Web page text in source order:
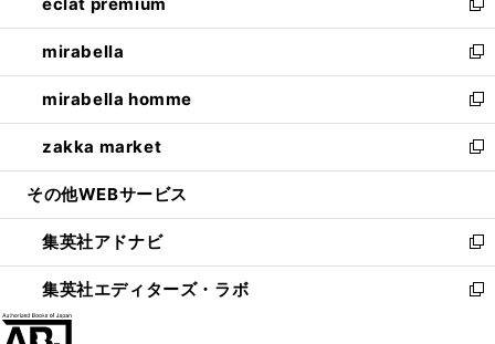
で
開
く
ド
ウ
で
開
く
ィ
ン
ド
ウ
で
開
く
い
ウ
ィ
ン
ド
ウ
で
開
新
し
い
ウ
ィ
ン
ド
ウ
開
く
mirabella
新
し
い
ウ
ィ
ン
ウ
で
開
く
mirabella homme
新
し
い
ウ
ン
ド
ウ
で
zakka market
新
し
ウ
ィ
ン
ド
その他WEBサービス
集英社アドナビ
新
し
い
集英社エディターズ・ラボ
新